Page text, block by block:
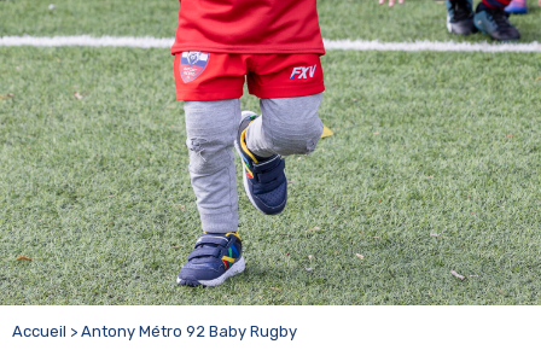
Accueil > Antony Métro 92 Baby Rugby